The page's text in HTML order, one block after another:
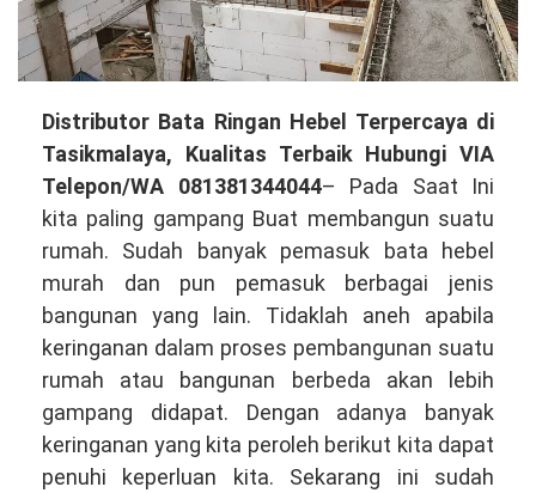
Distributor
Bata
Ringan
Hebel
Terpercaya
di
Tasikmalaya,
Berkualitas
Hubungi
VIA
Telepon/WA
081381344044
Distributor Bata Ringan Hebel Terpercaya di
Tasikmalaya, Kualitas Terbaik Hubungi VIA
Telepon/WA 081381344044– Pada Saat Ini
kita paling gampang Buat membangun suatu
rumah. Sudah banyak pemasuk bata hebel
murah dan pun pemasuk berbagai jenis
bangunan yang lain. Tidaklah aneh apabila
keringanan dalam proses pembangunan suatu
rumah atau bangunan berbeda akan lebih
gampang didapat. Dengan adanya banyak
keringanan yang kita peroleh berikut kita dapat
penuhi keperluan kita. Sekarang ini sudah